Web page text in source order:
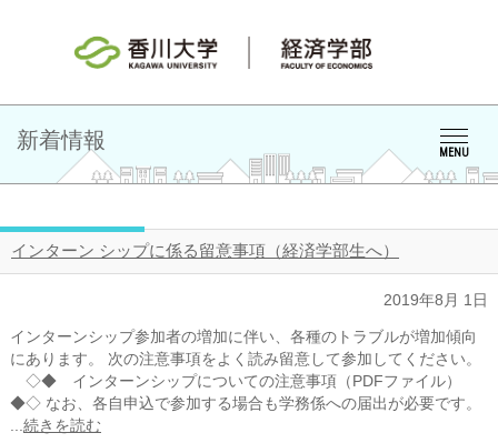
MENU
新着情報
インターン シップに係る留意事項（経済学部生へ）
2019年8月 1日
インターンシップ参加者の増加に伴い、各種のトラブルが増加傾向
にあります。 次の注意事項をよく読み留意して参加してください。
◇◆ インターンシップについての注意事項（PDFファイル）
◆◇ なお、各自申込で参加する場合も学務係への届出が必要です。
続きを読む